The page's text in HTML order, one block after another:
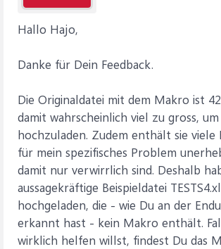
Hallo Hajo,
Danke für Dein Feedback.
Die Originaldatei mit dem Makro ist
damit wahrscheinlich viel zu gross,
hochzuladen. Zudem enthält sie viele
für mein spezifisches Problem
damit nur verwirrlich sind. Deshalb
aussagekräftige Beispieldatei
hochgeladen, die - wie Du an der
erkannt hast - kein Makro enthält.
wirklich helfen willst, findest Du das